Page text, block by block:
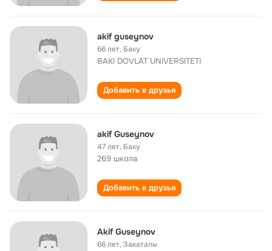
akif guseynov
66 лет, Баку
BAKI DOVLAT UNIVERSITETI
Добавить в друзья
akif Guseynov
47 лет, Баку
269 школа
Добавить в друзья
Akif Guseynov
66 лет,Закаталы